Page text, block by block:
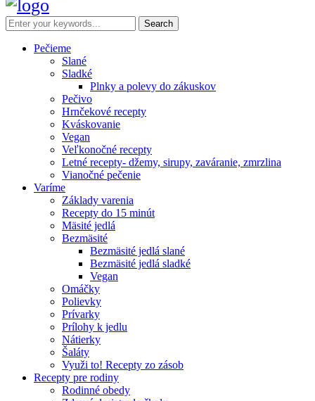
Pečieme
Slané
Sladké
Plnky a polevy do zákuskov
Pečivo
Hrnčekové recepty
Kváskovanie
Vegan
Veľkonočné recepty
Letné recepty- džemy, sirupy, zaváranie, zmrzlina
Vianočné pečenie
Varíme
Základy varenia
Recepty do 15 minút
Mäsité jedlá
Bezmäsité
Bezmäsité jedlá slané
Bezmäsité jedlá sladké
Vegan
Omáčky
Polievky
Prívarky
Prílohy k jedlu
Nátierky
Šaláty
Využi to! Recepty zo zásob
Recepty pre rodiny
Rodinné obedy